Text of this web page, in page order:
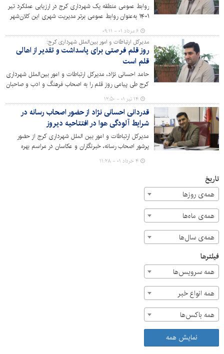
روابط عمومی منطقه یک شهرداری کرج در ارزیابی عملکرد تیر
۱۴۰۱ به‌عنوان روابط عمومی برتر مدیریت شهری این کلان‌شهر
معرفی شد.
۶ مرداد ۰۱ - ۰۹:۱۱
مدیرکل ارتباطات و امور بین‌الملل شهرداری کرج:
روز قلم فرصتی برای پاسداشت و تقدیر از اهالی
قلم است
حامد احسانی نژاد، مدیرکل ارتباطات و امور بین‌الملل شهرداری
کرج طی پیامی روز قلم را به اصحاب فرهنگ و ادب و صاحبان
قلم و اندیشه تبریک گفت.
۱۴ تیر ۰۱ - ۱۲:۵۰
قدردانی احسانی نژاد از حضور اصحاب رسانه در
شرایط آلودگی هوا در افتتاحیه دیروز
مدیرکل ارتباطات و امور بین الملل شهرداری کرج از حضور
پرشور اصحاب رسانه، خبرنگاران و عکاسان در مراسم بهره
آلودگی هوا و اطلاع رسانی مناسب این افتتاحیه قدردانی کرد.
۴ خرداد ۰۱ - ۱۱:۲۸
تاریخ
همه‌ی روزها
همه‌ی ماه‌ها
همه‌ی سال‌ها
فیلترها
همه سرویس‌ها
همه انواع خبر
همه باکس‌ها
نمایش همه